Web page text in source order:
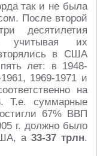
так и не была
После второй
десятилетия
учитывая их
в США
лет: в 1948-
1969-1971 и
на
Т.е. суммарные
67% ВВП
г. должно было
а33-37 трлн.